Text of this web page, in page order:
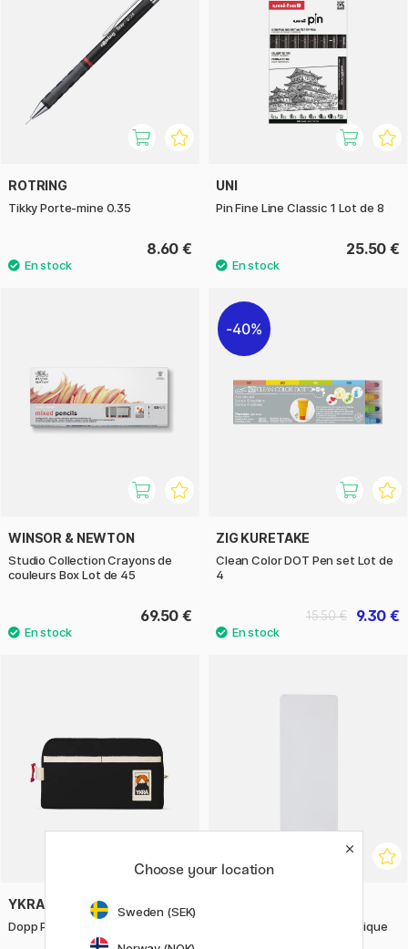
ROTRING
Tikky Porte-mine 0.35
8.60 €
UNI
Pin Fine Line Classic 1 Lot de 8
25.50 €
WINSOR & NEWTON
Studio Collection Crayons de
couleurs Box Lot de 45
69.50 €
40%
ZIG KURETAKE
Clean Color DOT Pen set Lot de
4
9.30 €
15.50 €
YKRA
Dopp Pack Le noir
Mini tableau blanc magnétique
Choose your location
Sweden (SEK)